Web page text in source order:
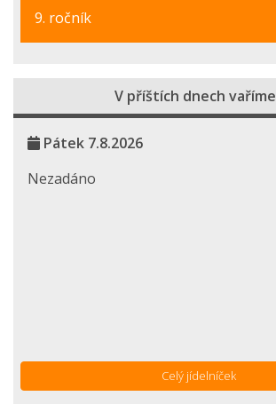
9. ročník
V příštích dnech vaříme
Pátek 7.8.2026
Nezadáno
Celý jídelníček